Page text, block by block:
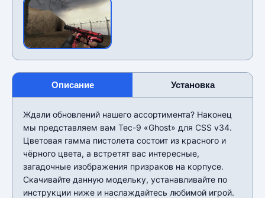
Описание Установка
Ждали обновлений нашего ассортимента? Наконец
мы представляем вам Tec-9 «Ghost» для CSS v34.
Цветовая гамма пистолета состоит из красного и
чёрного цвета, а встретят вас интересные,
загадочные изображения призраков на корпусе.
Скачивайте данную модельку, устанавливайте по
инструкции ниже и наслаждайтесь любимой игрой.